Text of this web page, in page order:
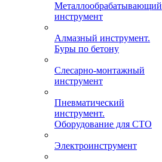
Металлообрабатывающий
инструмент
Алмазный инструмент.
Буры по бетону
Слесарно-монтажный
инструмент
Пневматический
инструмент.
Оборудование для СТО
Электроинструмент